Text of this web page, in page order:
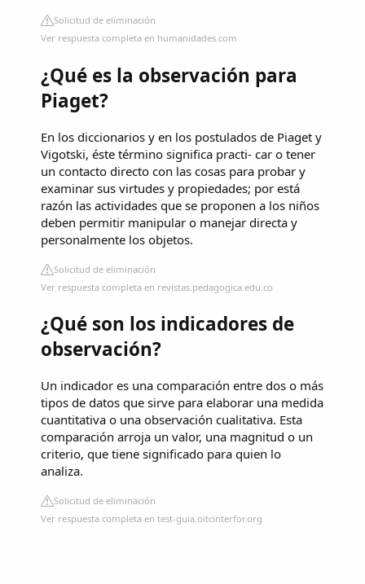
Solicitud de eliminación
Ver respuesta completa en humanidades.com
¿Qué es la observación para
Piaget?
En los diccionarios y en los postulados de Piaget y
Vigotski, éste término significa practi- car o tener
un contacto directo con las cosas para probar y
examinar sus virtudes y propiedades; por está
razón las actividades que se proponen a los niños
deben permitir manipular o manejar directa y
personalmente los objetos.
Solicitud de eliminación
Ver respuesta completa en revistas.pedagogica.edu.co
¿Qué son los indicadores de
observación?
Un indicador es una comparación entre dos o más
tipos de datos que sirve para elaborar una medida
cuantitativa o una observación cualitativa. Esta
comparación arroja un valor, una magnitud o un
criterio, que tiene significado para quien lo
analiza.
Solicitud de eliminación
Ver respuesta completa en test-guia.oitcinterfor.org